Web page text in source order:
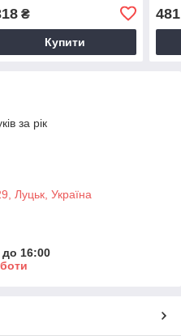
₴
Купити
за рік
Луцьк, Україна
до 16:00